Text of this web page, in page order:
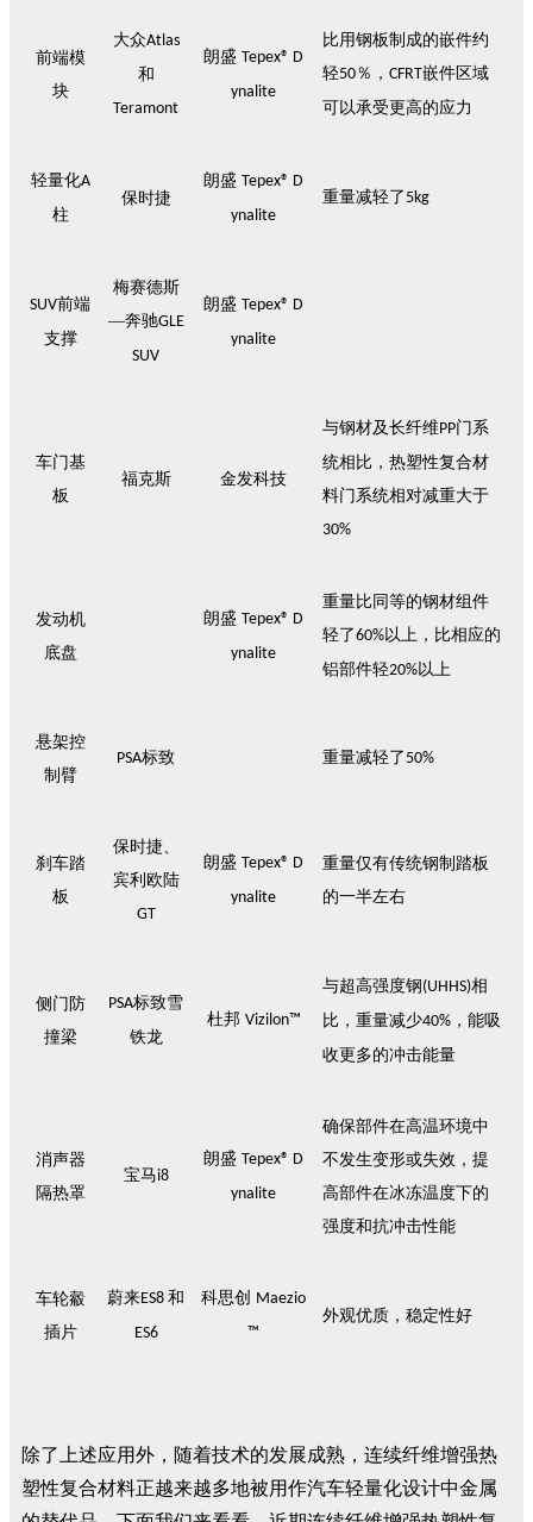
前端模
块
大众Atlas
和
Teramont
朗盛 Tepex® D
ynalite
比用钢板制成的嵌件约
轻50％， CFRT嵌件区域
可以承受更高的应力
轻量化A
柱
保时捷
朗盛 Tepex® D
ynalite
重量减轻了 5kg
SUV前端
支撑
梅赛德斯
—奔驰GLE
SUV
朗盛 Tepex® D
ynalite
车门基
板
福克斯 金发科技
与钢材及长纤维PP门系
统相比，热塑性复合材
料门系统相对减重大于
30%
发动机
底盘
朗盛 Tepex® D
ynalite
重量比同等的钢材组件
轻了60%以上，比相应的
铝部件轻20%以上
悬架控
制臂
PSA标致 重量减轻了 50%
刹车踏
板
保时捷、
宾利欧陆
GT
朗盛 Tepex® D
ynalite
重量仅有传统钢制踏板
的一半左右
侧 门防
撞梁
PSA标致雪
铁龙
杜邦 Vizilon™
与超高强度钢 (UHHS)相
比，重量减少40% ，能吸
收更多的冲击能量
消声器
隔热罩
宝马i8
朗盛 Tepex® D
ynalite
确保部件在高温环境中
不发生变形或失效，提
高部件在冰冻温度下的
强度和抗冲击性能
车轮觳
插片
蔚来ES8 和
ES6
科思创 Maezio
™
外观优质，稳定性好
除了上述应用外，随着技术的发展成熟，连续纤维增强热
塑性复合材料正越来越多地被用作汽车轻量化设计中金属